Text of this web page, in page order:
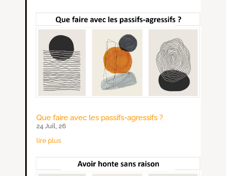
Que faire avec les passifs-agressifs ?
24 Juil, 26
lire plus